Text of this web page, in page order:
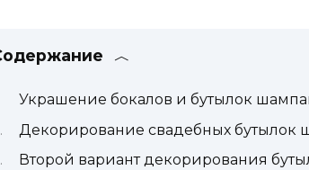
Украшение бокалов и бутылок
Декорирование свадебных бутылок
Второй вариант декорирования